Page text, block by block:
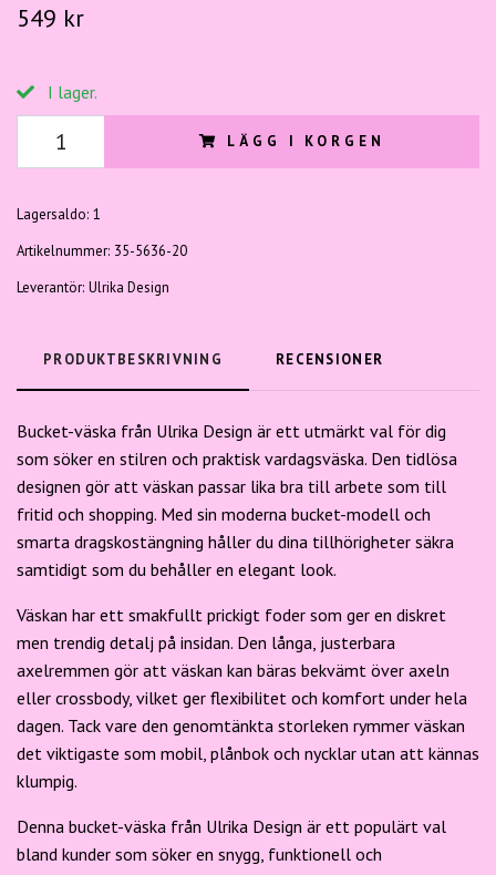
549 kr
I lager.
LÄGG I KORGEN
Lagersaldo: 1
Artikelnummer: 35-5636-20
Leverantör: Ulrika Design
PRODUKTBESKRIVNING RECENSIONER
Bucket-väska från Ulrika Design är ett utmärkt val för dig
som söker en stilren och praktisk vardagsväska. Den tidlösa
designen gör att väskan passar lika bra till arbete som till
fritid och shopping. Med sin moderna bucket-modell och
smarta dragskostängning håller du dina tillhörigheter säkra
samtidigt som du behåller en elegant look.
Väskan har ett smakfullt prickigt foder som ger en diskret
men trendig detalj på insidan. Den långa, justerbara
axelremmen gör att väskan kan bäras bekvämt över axeln
eller crossbody, vilket ger flexibilitet och komfort under hela
dagen. Tack vare den genomtänkta storleken rymmer väskan
det viktigaste som mobil, plånbok och nycklar utan att kännas
klumpig.
Denna bucket-väska från Ulrika Design är ett populärt val
bland kunder som söker en snygg, funktionell och